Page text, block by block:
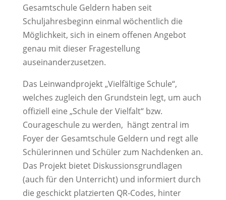
Gesamtschule Geldern haben seit
Schuljahresbeginn einmal wöchentlich die
Möglichkeit, sich in einem offenen Angebot
genau mit dieser Fragestellung
auseinanderzusetzen.
Das Leinwandprojekt „Vielfältige Schule“,
welches zugleich den Grundstein legt, um auch
offiziell eine „Schule der Vielfalt“ bzw.
Courageschule zu werden, hängt zentral im
Foyer der Gesamtschule Geldern und regt alle
Schülerinnen und Schüler zum Nachdenken an.
Das Projekt bietet Diskussionsgrundlagen
(auch für den Unterricht) und informiert durch
die geschickt platzierten QR-Codes, hinter